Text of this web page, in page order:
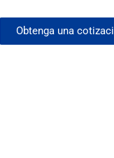
Obtenga una